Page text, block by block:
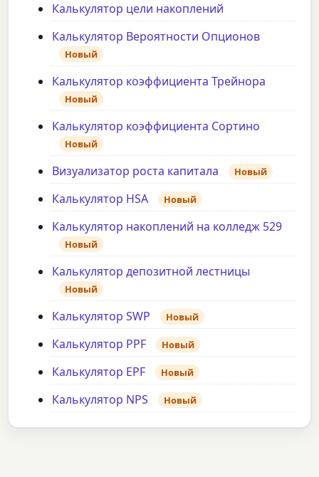
Калькулятор цели накоплений
Калькулятор Вероятности Опционов
Новый
Калькулятор коэффициента Трейнора
Новый
Калькулятор коэффициента Сортино
Новый
Визуализатор роста капитала Новый
Калькулятор HSA Новый
Калькулятор накоплений на колледж 529
Новый
Калькулятор депозитной лестницы
Новый
Калькулятор SWP Новый
Калькулятор PPF Новый
Калькулятор EPF Новый
Калькулятор NPS Новый